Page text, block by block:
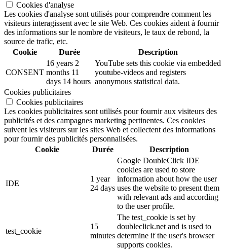
Cookies d'analyse
Les cookies d'analyse sont utilisés pour comprendre comment les
visiteurs interagissent avec le site Web. Ces cookies aident à fournir
des informations sur le nombre de visiteurs, le taux de rebond, la
source de trafic, etc.
Cookie
Durée Description
CONSENT
16 years 2
months 11
days 14 hours
YouTube sets this cookie via embedded
youtube-videos and registers
anonymous statistical data.
Cookies publicitaires
Cookies publicitaires
Les cookies publicitaires sont utilisés pour fournir aux visiteurs des
publicités et des campagnes marketing pertinentes. Ces cookies
suivent les visiteurs sur les sites Web et collectent des informations
pour fournir des publicités personnalisées.
Cookie
Durée Description
IDE
1 year
24 days
Google DoubleClick IDE
cookies are used to store
information about how the user
uses the website to present them
with relevant ads and according
to the user profile.
test_cookie
15
minutes
The test_cookie is set by
doubleclick.net and is used to
determine if the user's browser
supports cookies.